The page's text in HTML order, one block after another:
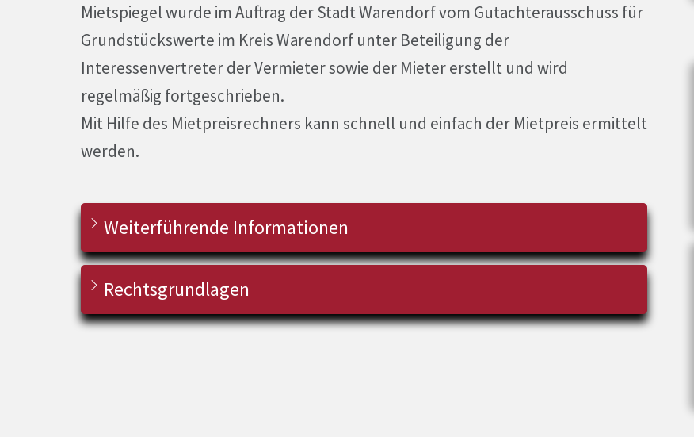
Mietspiegel wurde im Auftrag der Stadt Warendorf vom Gutachterausschuss für
Grundstückswerte im Kreis Warendorf unter Beteiligung der
Interessenvertreter der Vermieter sowie der Mieter erstellt und wird
regelmäßig fortgeschrieben.
Mit Hilfe des Mietpreisrechners kann schnell und einfach der Mietpreis ermittelt
werden.
Weiterführende Informationen
Rechtsgrundlagen